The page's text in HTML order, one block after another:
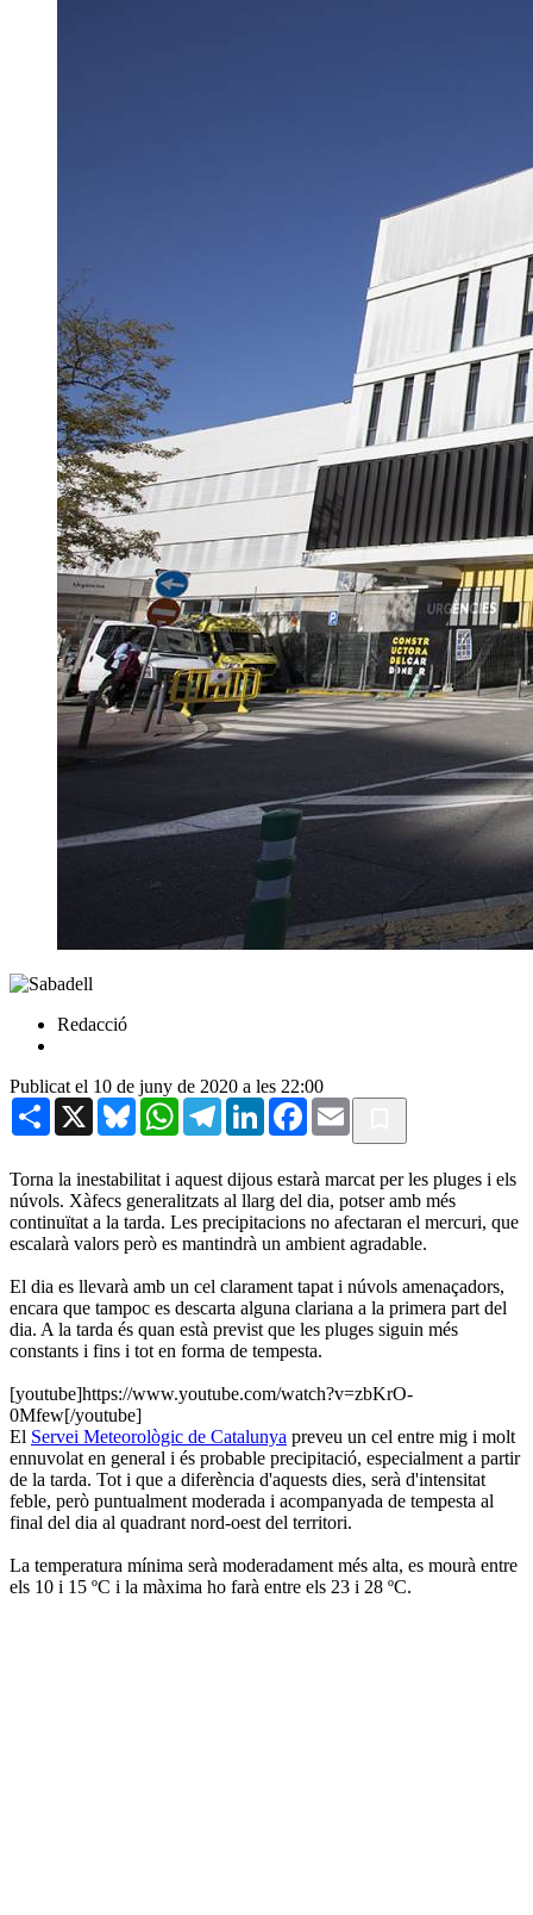
Redacció
Publicat el 10 de juny de 2020 a les 22:00
Share X BlueskyWhatsAppTelegramLinkedInFacebook
Email
Torna la inestabilitat i aquest dijous estarà marcat per les pluges i els
núvols. Xàfecs generalitzats al llarg del dia, potser amb més
continuïtat a la tarda. Les precipitacions no afectaran el mercuri, que
escalarà valors però es mantindrà un ambient agradable.
El dia es llevarà amb un cel clarament tapat i núvols amenaçadors,
encara que tampoc es descarta alguna clariana a la primera part del
dia. A la tarda és quan està previst que les pluges siguin més
constants i fins i tot en forma de tempesta.
[youtube]https://www.youtube.com/watch?v=zbKrO-
0Mfew[/youtube]
El Servei Meteorològic de Catalunya preveu un cel entre mig i molt
ennuvolat en general i és probable precipitació, especialment a partir
de la tarda. Tot i que a diferència d'aquests dies, serà d'intensitat
feble, però puntualment moderada i acompanyada de tempesta al
final del dia al quadrant nord-oest del territori.
La temperatura mínima serà moderadament més alta, es mourà entre
els 10 i 15 ºC i la màxima ho farà entre els 23 i 28 ºC.